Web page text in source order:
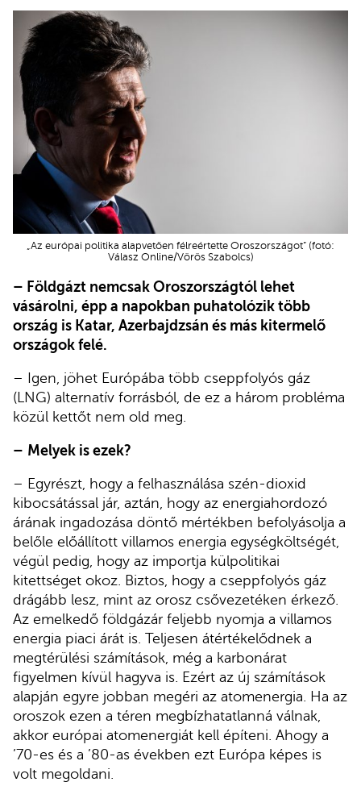
„Az európai politika alapvetően félreértette Oroszországot” (fotó:
Válasz Online/Vörös Szabolcs)
– Földgázt nemcsak Oroszországtól lehet
vásárolni, épp a napokban puhatolózik több
ország is Katar, Azerbajdzsán és más kitermelő
országok felé.
– Igen, jöhet Európába több cseppfolyós gáz
(LNG) alternatív forrásból, de ez a három probléma
közül kettőt nem old meg.
– Melyek is ezek?
– Egyrészt, hogy a felhasználása szén-dioxid
kibocsátással jár, aztán, hogy az energiahordozó
árának ingadozása döntő mértékben befolyásolja a
belőle előállított villamos energia egységköltségét,
végül pedig, hogy az importja külpolitikai
kitettséget okoz. Biztos, hogy a cseppfolyós gáz
drágább lesz, mint az orosz csővezetéken érkező.
Az emelkedő földgázár feljebb nyomja a villamos
energia piaci árát is. Teljesen átértékelődnek a
megtérülési számítások, még a karbonárat
figyelmen kívül hagyva is. Ezért az új számítások
alapján egyre jobban megéri az atomenergia. Ha az
oroszok ezen a téren megbízhatatlanná válnak,
akkor európai atomenergiát kell építeni. Ahogy a
’70-es és a ’80-as években ezt Európa képes is
volt megoldani.